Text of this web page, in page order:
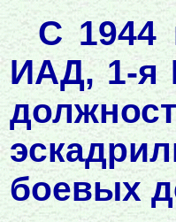
С 1944
ИАД, 1-я
боевых